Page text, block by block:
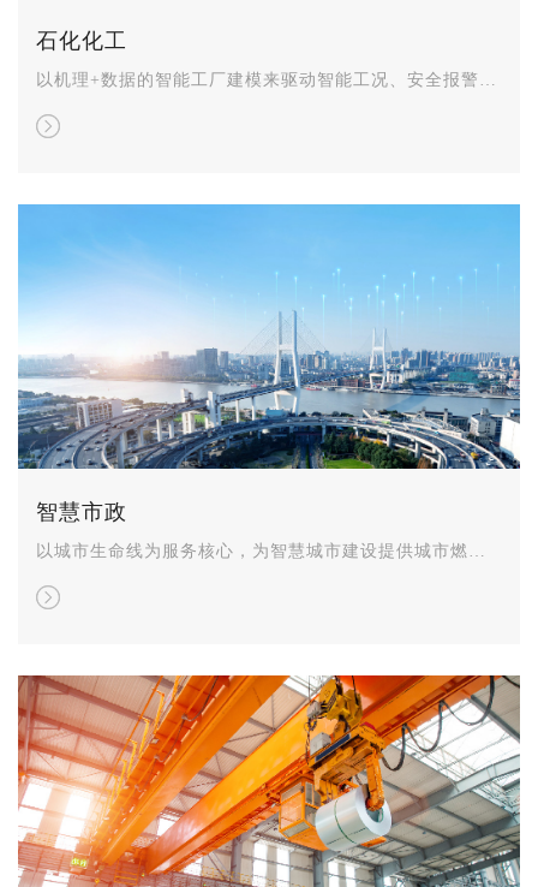
石化化工
以机理+数据的智能工厂建模来驱动智能工况、安全报警、
应用于工业智能生产的全生命周期过程。
智慧市政
以城市生命线为服务核心，为智慧城市建设提供城市燃
领域的智能管控一体化解决方案